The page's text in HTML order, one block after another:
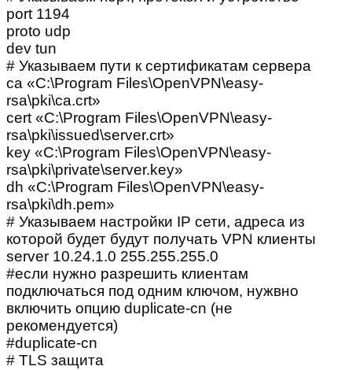
port 1194
proto udp
dev tun
# Указываем пути к сертификатам сервера
ca «C:\Program Files\OpenVPN\easy-
rsa\pki\ca.crt»
cert «C:\Program Files\OpenVPN\easy-
rsa\pki\issued\server.crt»
key «C:\Program Files\OpenVPN\easy-
rsa\pki\private\server.key»
dh «C:\Program Files\OpenVPN\easy-
rsa\pki\dh.pem»
# Указываем настройки IP сети, адреса из
которой будет будут получать VPN клиенты
server 10.24.1.0 255.255.255.0
#если нужно разрешить клиентам
подключаться под одним ключом, нужвно
включить опцию duplicate-cn (не
рекомендуется)
#duplicate-cn
# TLS защита